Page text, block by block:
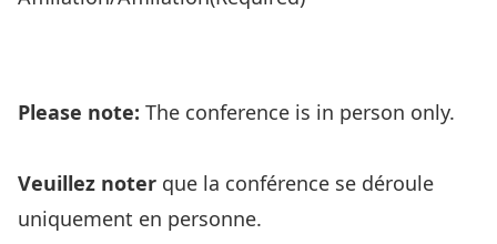
Please note: The conference is in person only.
Veuillez noter que la conférence se déroule
uniquement en personne.